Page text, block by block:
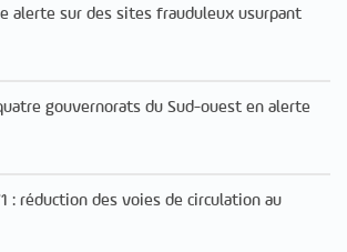
alerte sur des sites frauduleux usurpant
gouvernorats du Sud-ouest en alerte
: réduction des voies de circulation au